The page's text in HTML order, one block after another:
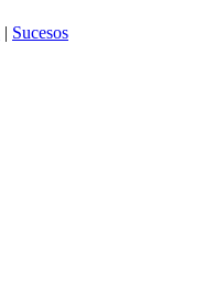
| Sucesos